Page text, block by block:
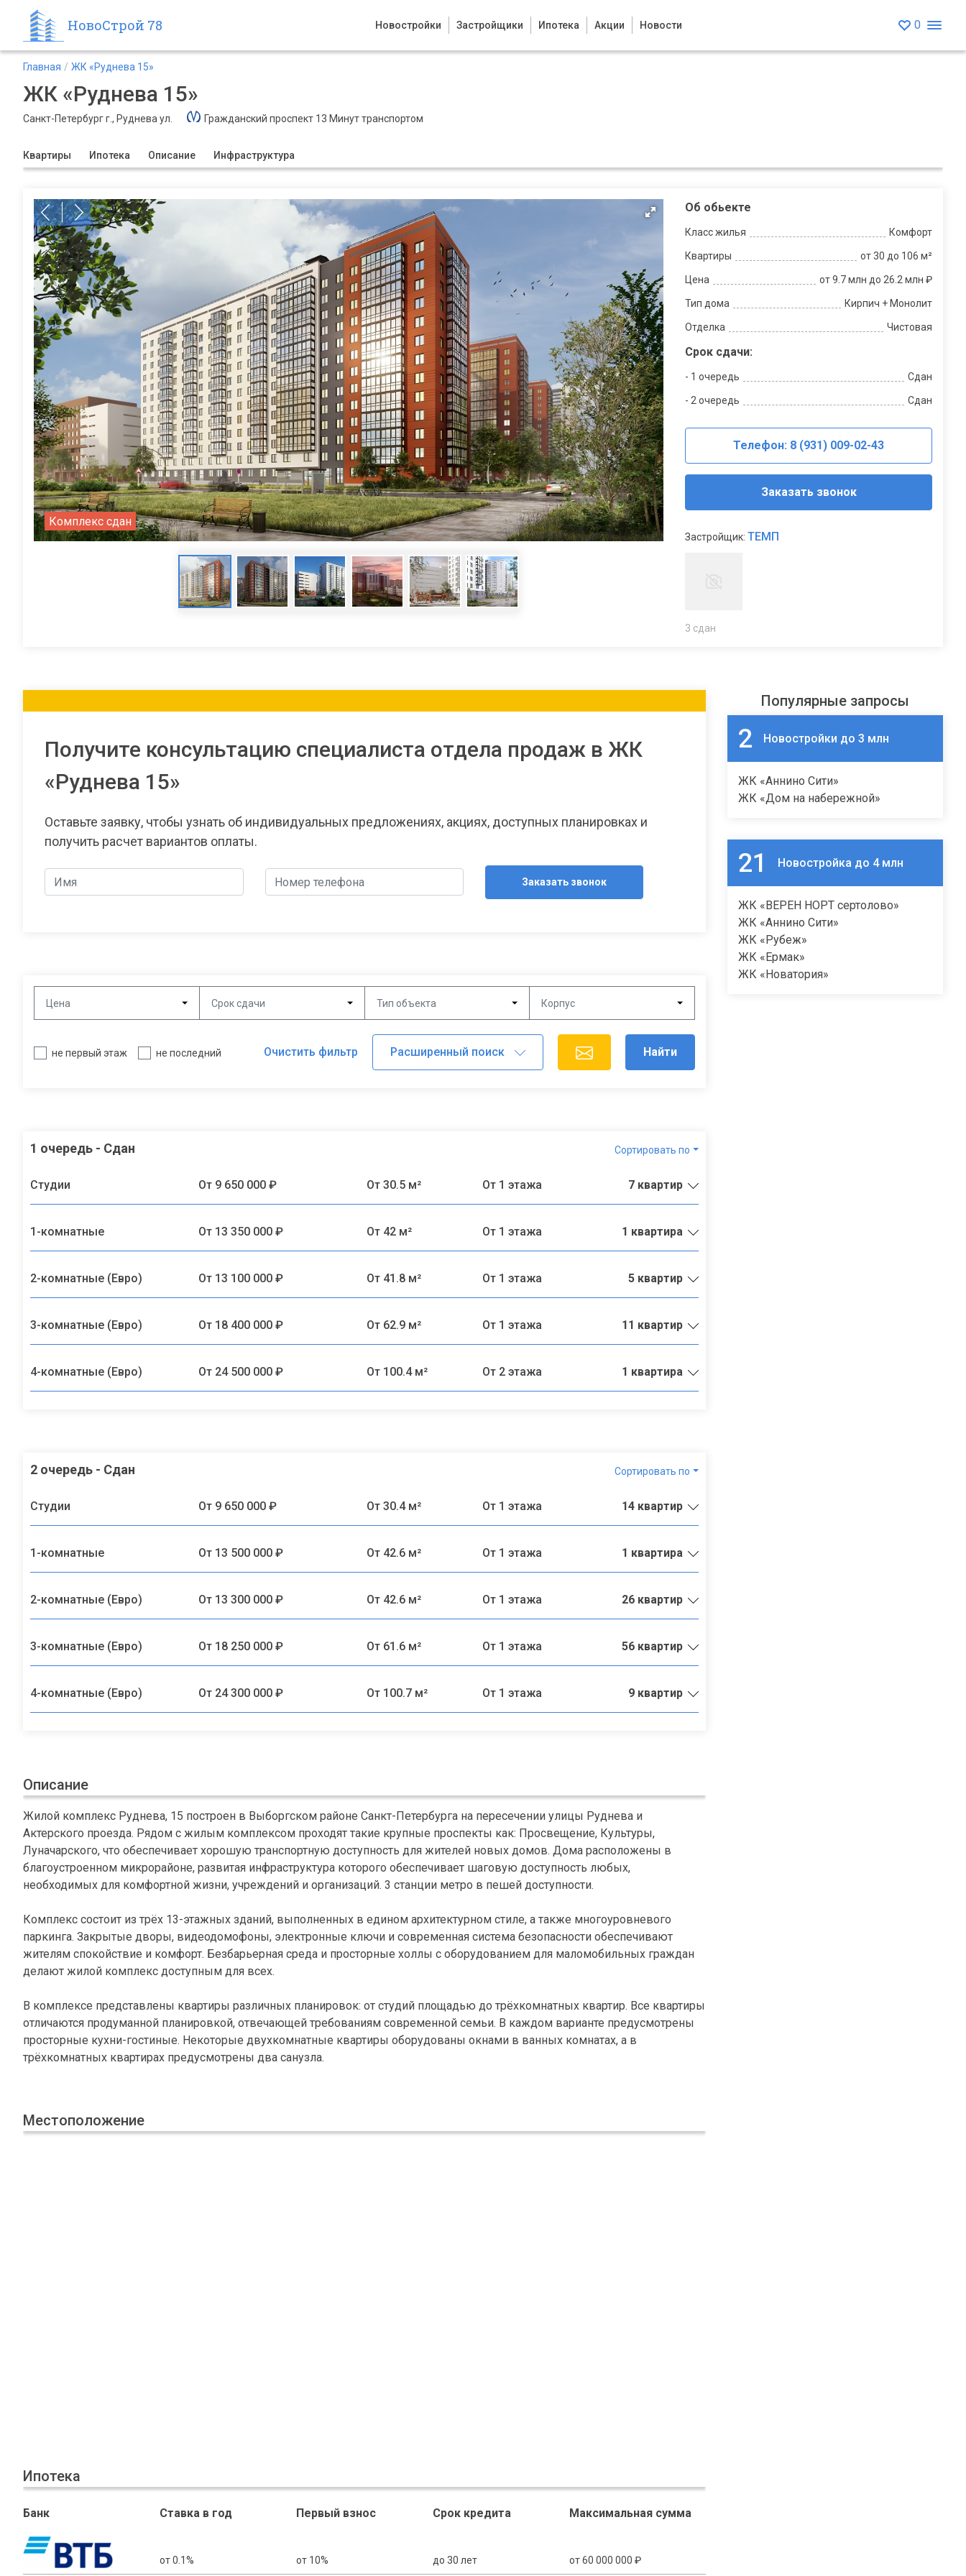
НовоСтрой 78 Новостройки Застройщики Ипотека Акции Новости 0
Главная ЖК «Руднева 15»
ЖК «Руднева 15»
Санкт-Петербург г., Руднева ул. Гражданский проспект 13 Минут транспортом
Квартиры Ипотека Описание Инфраструктура
Комплекс сдан
Об обьекте
Класс жилья Комфорт
Квартиры от 30 до 106 м²
Цена от 9.7 млн до 26.2 млн ₽
Тип дома Кирпич + Монолит
Отделка Чистовая
Срок сдачи:
- 1 очередь Сдан
- 2 очередь Сдан
Телефон: 8 (931) 009-02-43
Заказать звонок
Застройщик: ТЕМП
3 сдан
Получите консультацию специалиста отдела продаж в ЖК
«Руднева 15»
Оставьте заявку, чтобы узнать об индивидуальных предложениях, акциях, доступных планировках и
получить расчет вариантов оплаты.
Заказать звонок
Цена Срок сдачи Тип объекта Корпус
не первый этаж не последний Очистить фильтр Найти
1 очередь - Сдан Сортировать по
Студии От 9 650 000 ₽ От 30.5 м² От 1 этажа 7 квартир
1-комнатные От 13 350 000 ₽ От 42 м² От 1 этажа 1 квартира
2-комнатные (Евро) От 13 100 000 ₽ От 41.8 м² От 1 этажа 5 квартир
3-комнатные (Евро) От 18 400 000 ₽ От 62.9 м² От 1 этажа 11 квартир
4-комнатные (Евро) От 24 500 000 ₽ От 100.4 м² От 2 этажа 1 квартира
2 очередь - Сдан Сортировать по
Студии От 9 650 000 ₽ От 30.4 м² От 1 этажа 14 квартир
1-комнатные От 13 500 000 ₽ От 42.6 м² От 1 этажа 1 квартира
2-комнатные (Евро) От 13 300 000 ₽ От 42.6 м² От 1 этажа 26 квартир
3-комнатные (Евро) От 18 250 000 ₽ От 61.6 м² От 1 этажа 56 квартир
4-комнатные (Евро) От 24 300 000 ₽ От 100.7 м² От 1 этажа 9 квартир
Описание
Жилой комплекс Руднева, 15 построен в Выборгском районе Санкт-Петербурга на пересечении улицы Руднева и
Актерского проезда. Рядом с жилым комплексом проходят такие крупные проспекты как: Просвещение, Культуры,
Луначарского, что обеспечивает хорошую транспортную доступность для жителей новых домов. Дома расположены в
благоустроенном микрорайоне, развитая инфраструктура которого обеспечивает шаговую доступность любых,
необходимых для комфортной жизни, учреждений и организаций. 3 станции метро в пешей доступности.
Комплекс состоит из трёх 13-этажных зданий, выполненных в едином архитектурном стиле, а также многоуровневого
паркинга. Закрытые дворы, видеодомофоны, электронные ключи и современная система безопасности обеспечивают
жителям спокойствие и комфорт. Безбарьерная среда и просторные холлы с оборудованием для маломобильных граждан
делают жилой комплекс доступным для всех.
В комплексе представлены квартиры различных планировок: от студий площадью до трёхкомнатных квартир. Все квартиры
отличаются продуманной планировкой, отвечающей требованиям современной семьи. В каждом варианте предусмотрены
просторные кухни-гостиные. Некоторые двухкомнатные квартиры оборудованы окнами в ванных комнатах, а в
трёхкомнатных квартирах предусмотрены два санузла.
Местоположение
Ипотека
Банк Ставка в год Первый взнос Срок кредита Максимальная сумма
от 0.1% от 10% до 30 лет от 60 000 000 ₽
Популярные запросы
2 Новостройки до 3 млн
ЖК «Аннино Сити»
ЖК «Дом на набережной»
21 Новостройка до 4 млн
ЖК «ВЕРЕН НОРТ сертолово»
ЖК «Аннино Сити»
ЖК «Рубеж»
ЖК «Ермак»
ЖК «Новатория»